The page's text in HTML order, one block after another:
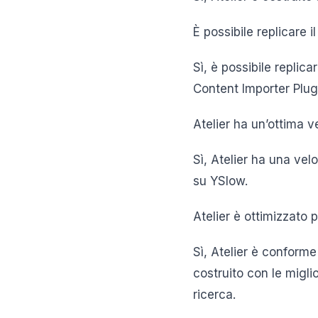
È possibile replicare
Sì, è possibile
Content Importer
Atelier ha un’ottima
Sì, Atelier ha una
su YSlow.
Atelier è ottimizzato
Sì, Atelier è
costruito con le
ricerca.